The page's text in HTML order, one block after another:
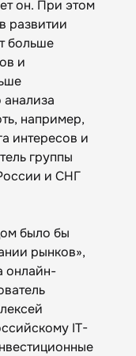
он. При этом
развитии
больше
и
анализа
например,
интересов и
группы
и СНГ
было бы
рынков»,
онлайн-
IT-